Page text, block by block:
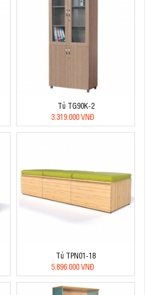
Tủ TG90K-2
3.319.000 VNĐ
Tủ TPN01-18
5.896.000 VNĐ